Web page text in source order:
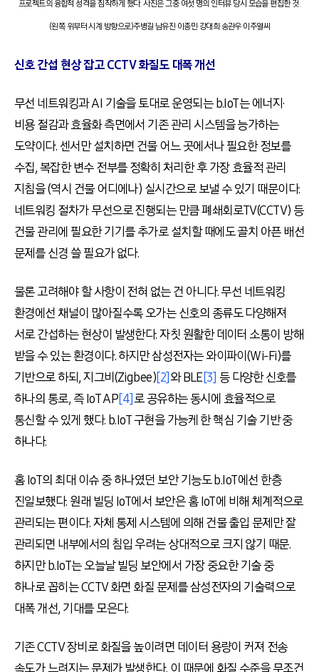
프로젝트의 융합적 성격을 짐작하게 했다. 사진은 그중 여섯 명의 인터뷰 당시 모습을 편집한 것.
(왼쪽 위부터 시계 방향으로)주병길·남유진·이종민·강대희·송관우·이주열씨
신호 간섭 현상 잡고 CCTV 화질도 대폭 개선
무선 네트워킹과 AI 기술을 토대로 운영되는 b.IoT는 에너지·
비용 절감과 효율화 측면에서 기존 관리 시스템을 능가하는
도약이다. 센서만 설치하면 건물 어느 곳에서나 필요한 정보를
수집, 복잡한 변수 전부를 정확히 처리한 후 가장 효율적 관리
지침을 (역시 건물 어디에나) 실시간으로 보낼 수 있기 때문이다.
네트워킹 절차가 무선으로 진행되는 만큼 폐쇄회로TV(CCTV) 등
건물 관리에 필요한 기기를 추가로 설치할 때에도 골치 아픈 배선
문제를 신경 쓸 필요가 없다.
물론 고려해야 할 사항이 전혀 없는 건 아니다. 무선 네트워킹
환경에선 채널이 많아질수록 오가는 신호의 종류도 다양해져
서로 간섭하는 현상이 발생한다. 자칫 원활한 데이터 소통이 방해
받을 수 있는 환경이다. 하지만 삼성전자는 와이파이(Wi-Fi)를
기반으로 하되, 지그비(Zigbee)[2]와 BLE[3] 등 다양한 신호를
하나의 통로, 즉 IoT AP[4]로 공유하는 동시에 효율적으로
통신할 수 있게 했다. b.IoT 구현을 가능케 한 핵심 기술 기반 중
하나다.
홈 IoT의 최대 이슈 중 하나였던 보안 기능도 b.IoT에선 한층
진일보했다. 원래 빌딩 IoT에서 보안은 홈 IoT에 비해 체계적으로
관리되는 편이다. 자체 통제 시스템에 의해 건물 출입 문제만 잘
관리되면 내부에서의 침입 우려는 상대적으로 크지 않기 때문.
하지만 b.IoT는 오늘날 빌딩 보안에서 가장 중요한 기술 중
하나로 꼽히는 CCTV 화면 화질 문제를 삼성전자의 기술력으로
대폭 개선, 기대를 모은다.
기존 CCTV 장비로 화질을 높이려면 데이터 용량이 커져 전송
속도가 느려지는 문제가 발생한다. 이 때문에 화질 수준을 무조건